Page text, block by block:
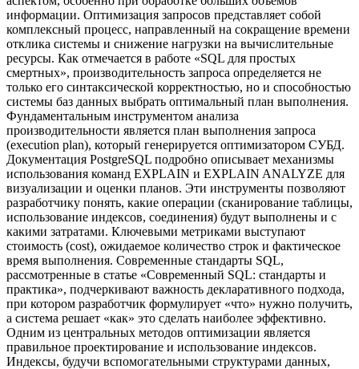
информации. Оптимизация запросов представляет собой
комплексный процесс, направленный на сокращение времени
отклика системы и снижение нагрузки на вычислительные
ресурсы. Как отмечается в работе «SQL для простых
смертных», производительность запроса определяется не
только его синтаксической корректностью, но и способностью
системы баз данных выбрать оптимальный план выполнения.
Фундаментальным инструментом анализа
производительности является план выполнения запроса
(execution plan), который генерируется оптимизатором СУБД.
Документация PostgreSQL подробно описывает механизмы
использования команд EXPLAIN и EXPLAIN ANALYZE для
визуализации и оценки планов. Эти инструменты позволяют
разработчику понять, какие операции (сканирование таблицы,
использование индексов, соединения) будут выполнены и с
какими затратами. Ключевыми метриками выступают
стоимость (cost), ожидаемое количество строк и фактическое
время выполнения. Современные стандарты SQL,
рассмотренные в статье «Современный SQL: стандарты и
практика», подчеркивают важность декларативного подхода,
при котором разработчик формулирует «что» нужно получить,
а система решает «как» это сделать наиболее эффективно.
Одним из центральных методов оптимизации является
правильное проектирование и использование индексов.
Индексы, будучи вспомогательными структурами данных,